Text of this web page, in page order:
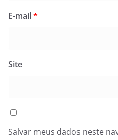
E-mail*
Site
Salvar meus dados neste